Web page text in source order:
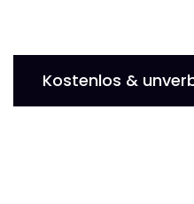
Kostenlos &